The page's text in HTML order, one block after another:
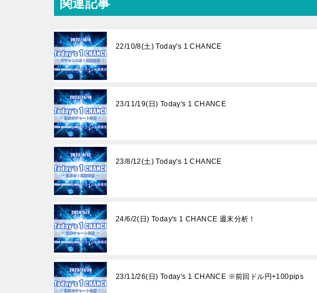
関連記事
22/10/8(土) Today's 1 CHANCE
23/11/19(日) Today's 1 CHANCE
23/8/12(土) Today's 1 CHANCE
24/6/2(日) Today's 1 CHANCE 週末分析！
23/11/26(日) Today's 1 CHANCE ※前回ドル円+100pips